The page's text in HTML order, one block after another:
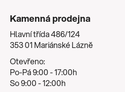
Kamenná prodejna
Hlavní třída 486/124
353 01 Mariánské Lázně
Otevřeno:
Po-Pá 9:00 - 17:00h
So 9:00 - 12:00h